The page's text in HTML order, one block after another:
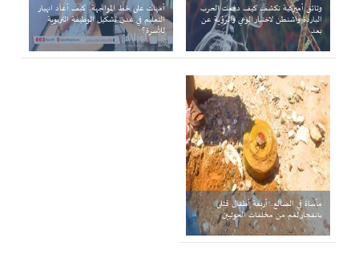
وثائق أميركية تكشف كيف دفعت الحرب
الباردة واشنطن لاختبار الوعي والرؤية عن
بعد
أمهات على خط المواجهة.. كيف أعاد انهيار
التعليم في عدن تشكيل الوظيفة التربوية
للأسرة؟
مأساة في الضالع.. أربعة أطفال قتلى
بانفجار لغم من مخلفات الحوثيين